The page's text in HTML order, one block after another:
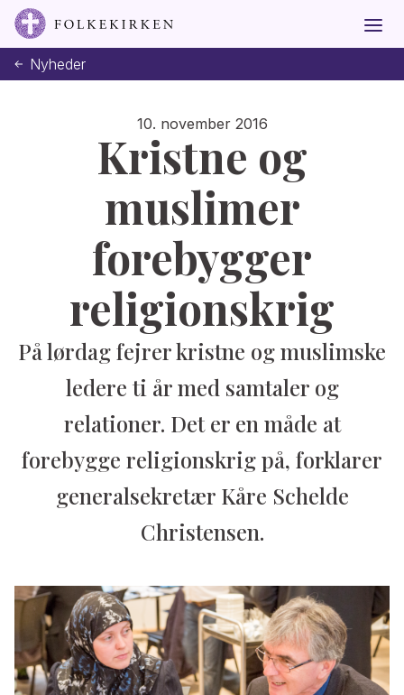
Nyheder
10. november 2016
Kristne og
muslimer
forebygger
religionskrig
På lørdag fejrer kristne og muslimske
ledere ti år med samtaler og
relationer. Det er en måde at
forebygge religionskrig på, forklarer
generalsekretær Kåre Schelde
Christensen.